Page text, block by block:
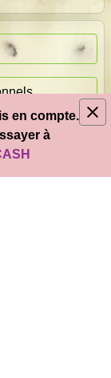
en compte.
à